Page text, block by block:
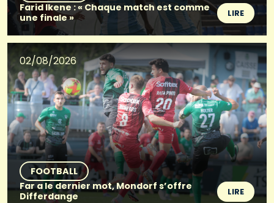
Farid Ikene : « Chaque match est comme
une finale »
LIRE
02/08/2026
FOOTBALL
Far a le dernier mot, Mondorf s’offre
Differdange
LIRE